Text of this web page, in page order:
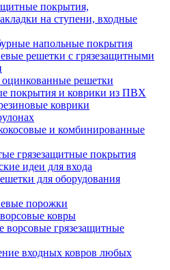
покрытия,
на ступени, входные
напольные покрытия
решетки с грязезащитными
решетки
покрытия и коврики из ПВХ
коврики
и комбинированные
грязезащитные покрытия
идеи для входа
для оборудования
порожки
ковры
ворсовые грязезащитные
входных ковров любых